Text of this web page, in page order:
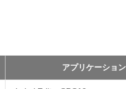
アプリケーション